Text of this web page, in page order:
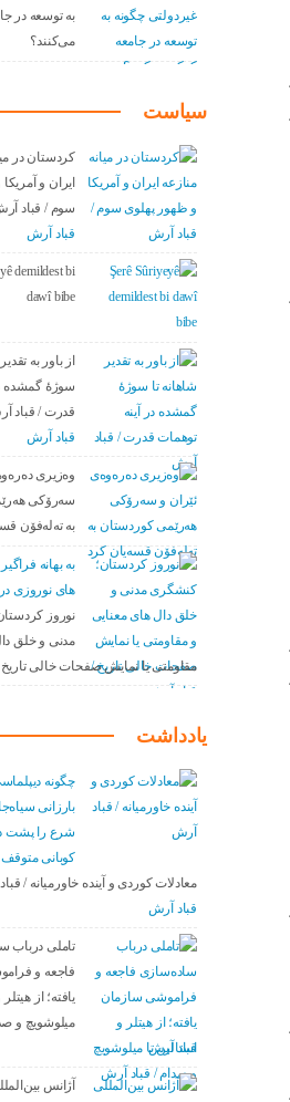
به توسعه در
می‌کنند؟
سیاست
کردستان در
ایران و
سوم / قباد
قباد آرش
demildest bi
dawî bibe
از باور بە
سوژهٔ گمشده
قدرت / قباد
قباد آرش
وەزیری
سەرۆکی
بە تەلەفۆن
به بهانه
های نوروزی
نوروز
مدنی و خلق
مقاومتی یا نمایش صفحات خالی
یادداشت
چگونه
بارزانی
شرع را پشت
کوبانی
معادلات کوردی و آینده خاورمیانه /
قباد آرش
تاملی درباب
فاجعە و
یافتە؛ از
میلوشویچ و
قباد آرش
آژانس